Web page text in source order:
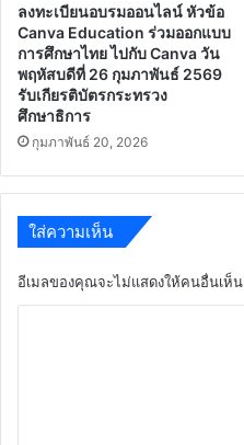
ลงทะเบียนอบรมออนไลน์ หัวข้อ
Canva Education ร่วมออกแบบ
การศึกษาไทย ไปกับ Canva วัน
พฤหัสบดีที่ 26 กุมภาพันธ์ 2569
รับเกียรติบัตรกระทรวง
ศึกษาธิการ
กุมภาพันธ์ 20, 2026
ใส่ความเห็น
อีเมลของคุณจะไม่แสดงให้คนอื่นเห็น